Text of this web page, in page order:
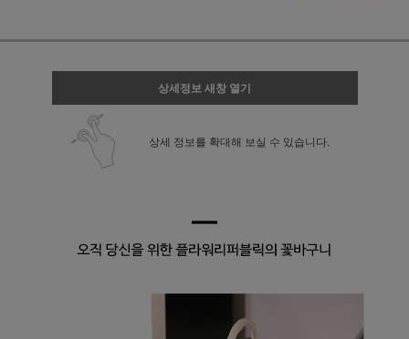
상세정보 새창 열기
상세 정보를 확대해 보실 수 있습니다.